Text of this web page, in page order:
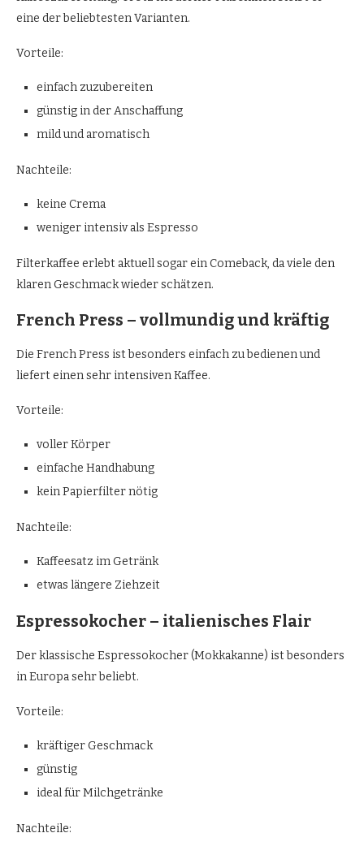
eine der beliebtesten Varianten.
Vorteile:
einfach zuzubereiten
günstig in der Anschaffung
mild und aromatisch
Nachteile:
keine Crema
weniger intensiv als Espresso
Filterkaffee erlebt aktuell sogar ein Comeback, da viele den
klaren Geschmack wieder schätzen.
French Press – vollmundig und kräftig
Die French Press ist besonders einfach zu bedienen und
liefert einen sehr intensiven Kaffee.
Vorteile:
voller Körper
einfache Handhabung
kein Papierfilter nötig
Nachteile:
Kaffeesatz im Getränk
etwas längere Ziehzeit
Espressokocher – italienisches Flair
Der klassische Espressokocher (Mokkakanne) ist besonders
in Europa sehr beliebt.
Vorteile:
kräftiger Geschmack
günstig
ideal für Milchgetränke
Nachteile: